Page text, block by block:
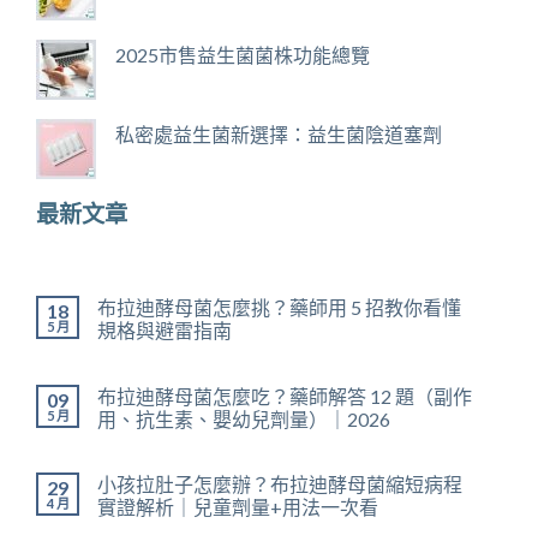
2025市售益生菌菌株功能總覽
私密處益生菌新選擇：益生菌陰道塞劑
最新文章
18
5 月
布拉迪酵母菌怎麼挑？藥師用 5 招教你看懂
規格與避雷指南
09
5 月
布拉迪酵母菌怎麼吃？藥師解答 12 題（副作
用、抗生素、嬰幼兒劑量）｜2026
29
4 月
小孩拉肚子怎麼辦？布拉迪酵母菌縮短病程
實證解析｜兒童劑量+用法一次看